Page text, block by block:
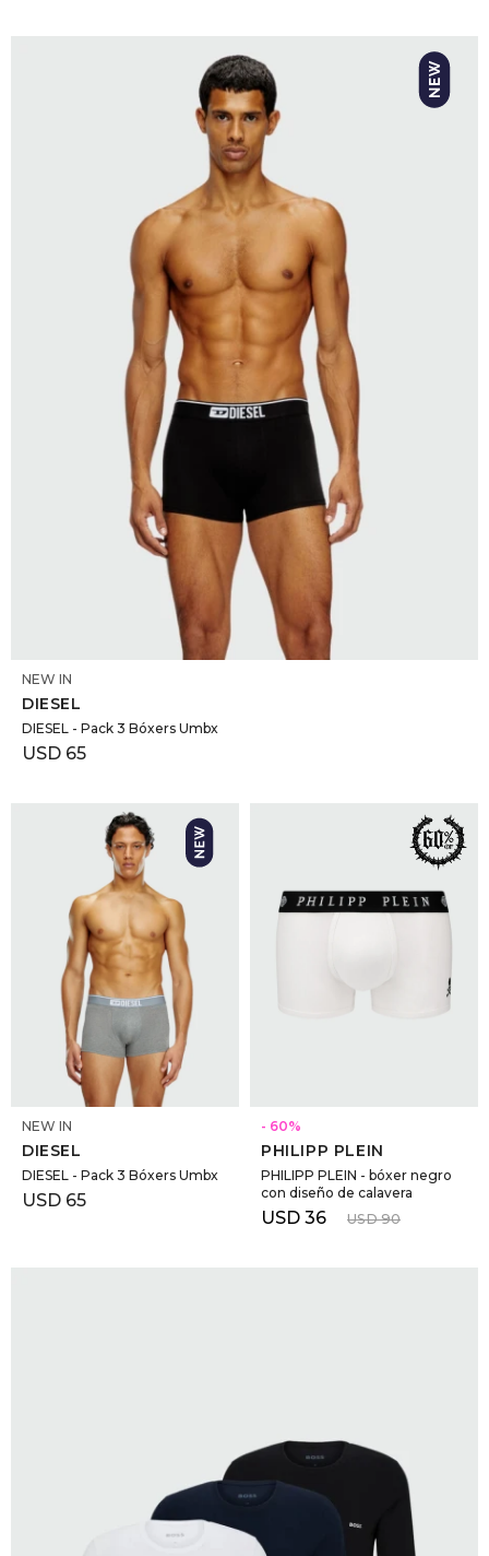
SELECCIONAR TALLE
NEW IN
DIESEL
DIESEL - Pack 3 Bóxers Umbx
USD 65
SELECCIONAR TALLE
NEW IN
DIESEL
DIESEL - Pack 3 Bóxers Umbx
USD 65
60
PHILIPP PLEIN
PHILIPP PLEIN - bóxer negro
con diseño de calavera
USD 36 USD 90